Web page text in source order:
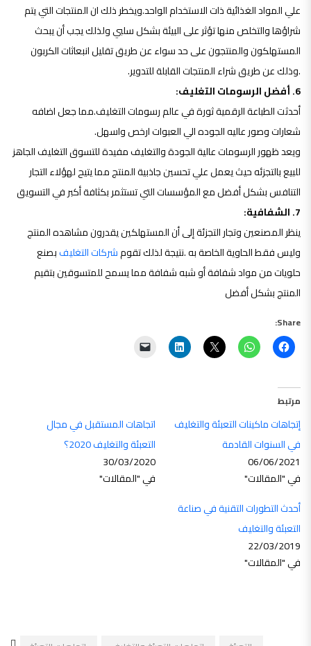
علي المواد الغذائية ذات الاستخدام الواحد.ويخطر ذلك ان المنتجات التي يتم
شراؤها والتخلص منها تؤثر على البيئة بشكل سلبي ولذلك يجب أن يبحث
المستهلكون والمنتجون على حد سواء عن طريق تقليل انبعاثات الكربون
.وذلك عن طريق شراء المنتجات القابلة للتدوير.
6. أفضل الرسومات التغليف:
أحدثت الطباعة الرقمية ثورة في عالم رسومات التغليف.مما جعل اضافه
شعارات وصور عاليه الجوده الي العبوات ارخص واسهل.
ويعد ظهور الرسومات عالية الجودة والتغليف مفيدة للتسوق التغليف الجاهز
للبيع بالتجزئه حيث يعمل علي تحسين جاذبية المنتج مما يتيح لهؤلاء التجار
التنافس بشكل أفضل مع المؤسسات التي تستثمر بكثافة أكبر في التسويق
7. الشفافية:
ينظر المصنعين وتجار التجزئة إلى أن المستهلكين يقدرون مشاهده المنتج
وليس فقط الحاوية الخاصة به .نتيجة لذلك تقومشركات التغليفبصنع
حلويات من مواد شفافة أو شبه شفافة مما يسمح للمتسوقين بتقيم
المنتج بشكل أفضل
Share:
مرتبط
إتجاهات ماكينات التعبئة والتغليف
في السنوات القادمة
06/06/2021
في "المقالات"
اتجاهات المستقبل في مجال
التعبئة والتغليف 2020؟
30/03/2020
في "المقالات"
أحدث التطورات التقنية في صناعة
التعبئة والتغليف
22/03/2019
في "المقالات"